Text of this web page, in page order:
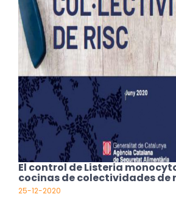
El control de Listeria
cocinas de colectividades de
25-12-2020